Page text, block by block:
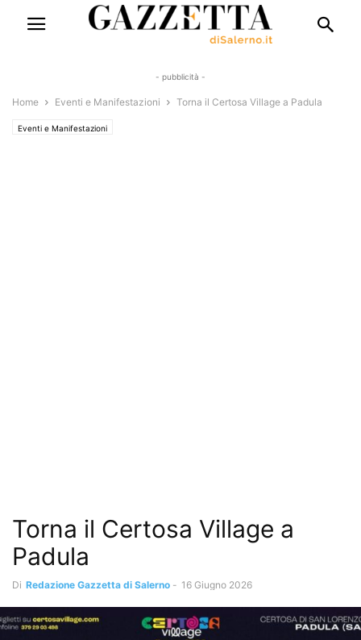
- pubblicità -
Home Eventi e Manifestazioni Torna il Certosa Village a Padula
Eventi e Manifestazioni
Torna il Certosa Village a
Padula
Di Redazione Gazzetta di Salerno - 16 Giugno 2026